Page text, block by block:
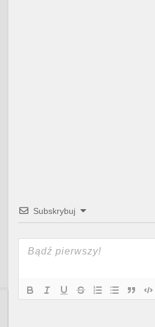
Subskrybuj